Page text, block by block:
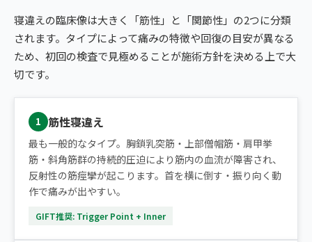
寝違えの臨床像は大きく「筋性」と「関節性」の2つに分類
されます。タイプによって痛みの特徴や回復の目安が異なる
ため、初回の検査で見極めることが施術方針を決める上で大
切です。
1 筋性寝違え
最も一般的なタイプ。胸鎖乳突筋・上部僧帽筋・肩甲挙
筋・斜角筋群の持続的圧迫により筋内の血流が障害され、
反射性の筋痙攣が起こります。首を横に倒す・振り向く動
作で痛みが出やすい。
GIFT推奨: Trigger Point + Inner